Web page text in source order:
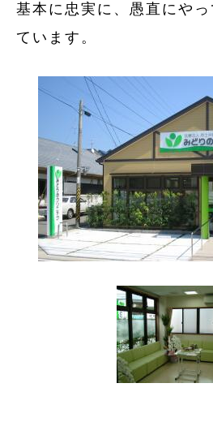
基本に忠実に、愚直にや
ています。